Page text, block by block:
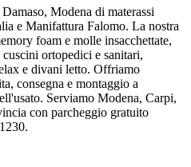
Modena di materassi
e Manifattura Falomo. La nostra
foam e molle insacchettate,
ortopedici e sanitari,
e divani letto. Offriamo
consegna e montaggio a
Serviamo Modena, Carpi,
con parcheggio gratuito